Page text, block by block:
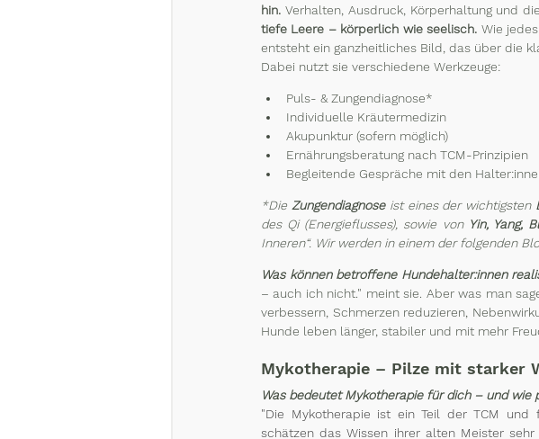
hin. Verhalten, Ausdruck, Körperhaltung und
tiefe Leere – körperlich wie seelisch. Wie
entsteht ein ganzheitliches Bild, das über die
Dabei nutzt sie verschiedene Werkzeuge:
Puls- & Zungendiagnose*
Individuelle Kräutermedizin
Akupunktur (sofern möglich)
Ernährungsberatung nach TCM-Prinzipien
Begleitende Gespräche mit den
*Die Zungendiagnose ist eines der wichtigsten
des Qi (Energieflusses), sowie von Yin, Yang,
Inneren“. Wir werden in einem der folgenden
Was können betroffene Hundehalter:innen
– auch ich nicht." meint sie. Aber was man
verbessern, Schmerzen reduzieren,
Hunde leben länger, stabiler und mit mehr
Mykotherapie – Pilze mit starker
Was bedeutet Mykotherapie für dich – und wie
"Die Mykotherapie ist ein Teil der TCM und
schätzen das Wissen ihrer alten Meister